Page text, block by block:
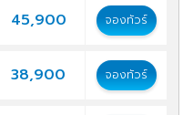
45,900 จองทัวร์
38,900 จองทัวร์